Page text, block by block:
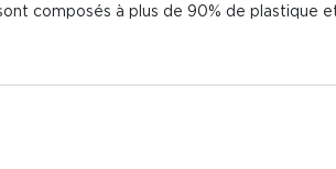
composés à plus de 90% de plastique